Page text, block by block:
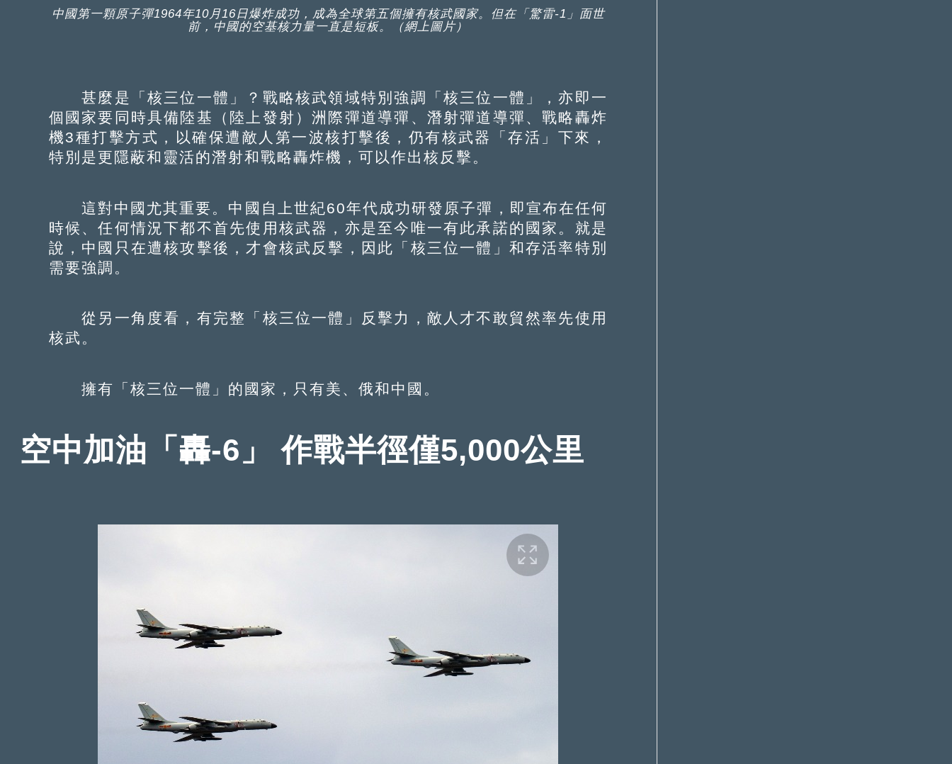
中國第一顆原子彈1964年10月16日爆炸成功，成為全球第五個擁有核武國家。但在「驚雷-1」面世
前，中國的空基核力量一直是短板。（網上圖片）
甚麼是「核三位一體」？戰略核武領域特別強調「核三位一體」，亦即一
個國家要同時具備陸基（陸上發射）洲際彈道導彈、潛射彈道導彈、戰略轟炸
機3種打擊方式，以確保遭敵人第一波核打擊後，仍有核武器「存活」下來，
特別是更隱蔽和靈活的潛射和戰略轟炸機，可以作出核反擊。
這對中國尤其重要。中國自上世紀60年代成功研發原子彈，即宣布在任何
時候、任何情況下都不首先使用核武器，亦是至今唯一有此承諾的國家。就是
說，中國只在遭核攻擊後，才會核武反擊，因此「核三位一體」和存活率特別
需要強調。
從另一角度看，有完整「核三位一體」反擊力，敵人才不敢貿然率先使用
核武。
擁有「核三位一體」的國家，只有美、俄和中國。
空中加油「轟-6」 作戰半徑僅5,000公里